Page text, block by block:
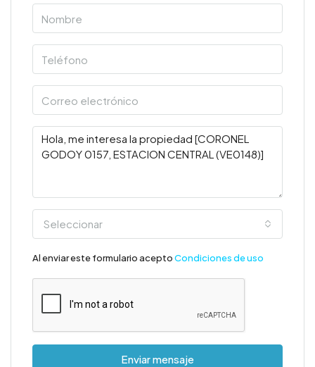
Seleccionar
Al enviar este formulario aceptoCondiciones de uso
Enviar mensaje